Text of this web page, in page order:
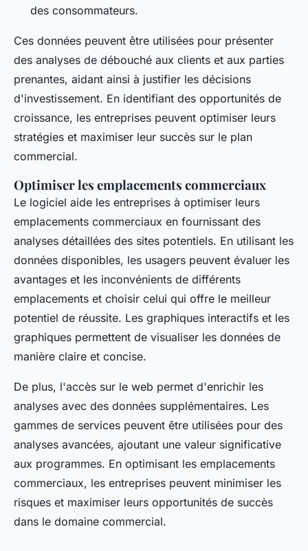
des consommateurs.
Ces données peuvent être utilisées pour présenter
des analyses de débouché aux clients et aux parties
prenantes, aidant ainsi à justifier les décisions
d'investissement. En identifiant des opportunités de
croissance, les entreprises peuvent optimiser leurs
stratégies et maximiser leur succès sur le plan
commercial.
Optimiser les emplacements commerciaux
Le logiciel aide les entreprises à optimiser leurs
emplacements commerciaux en fournissant des
analyses détaillées des sites potentiels. En utilisant les
données disponibles, les usagers peuvent évaluer les
avantages et les inconvénients de différents
emplacements et choisir celui qui offre le meilleur
potentiel de réussite. Les graphiques interactifs et les
graphiques permettent de visualiser les données de
manière claire et concise.
De plus, l'accès sur le web permet d'enrichir les
analyses avec des données supplémentaires. Les
gammes de services peuvent être utilisées pour des
analyses avancées, ajoutant une valeur significative
aux programmes. En optimisant les emplacements
commerciaux, les entreprises peuvent minimiser les
risques et maximiser leurs opportunités de succès
dans le domaine commercial.